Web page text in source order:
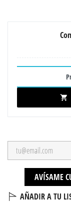

AVÍSAME
AÑADIR A TU